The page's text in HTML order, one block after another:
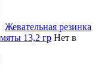
Жевательная резинка
13,2 гр Нет в